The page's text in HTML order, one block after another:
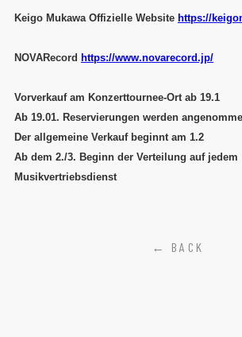
Keigo Mukawa Offizielle Website https://
NOVARecord https://www.novarecord.jp/
Vorverkauf am Konzerttournee-Ort ab 19.1
Ab 19.01. Reservierungen werden
Der allgemeine Verkauf beginnt am 1.2
Ab dem 2./3. Beginn der Verteilung auf jedem
Musikvertriebsdienst
← BACK